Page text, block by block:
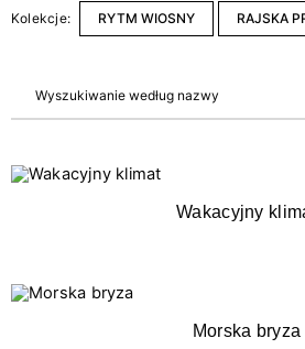
Kolekcje: RYTM WIOSNY RAJSKA
Wakacyjny
Morska bryza